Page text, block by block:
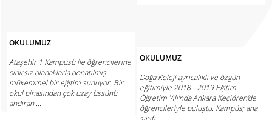
OKULUMUZ
Ataşehir 1 Kampüsü ile öğrencilerine
sınırsız olanaklarla donatılmış
mükemmel bir eğitim sunuyor. Bir
okul binasından çok uzay üssünü
andıran ...
OKULUMUZ
Doğa Koleji ayrıcalıklı ve özgün
eğitimiyle 2018 - 2019 Eğitim
Öğretim Yılı'nda Ankara Keçiören'de
öğrencileriyle buluştu. Kampüs; ana